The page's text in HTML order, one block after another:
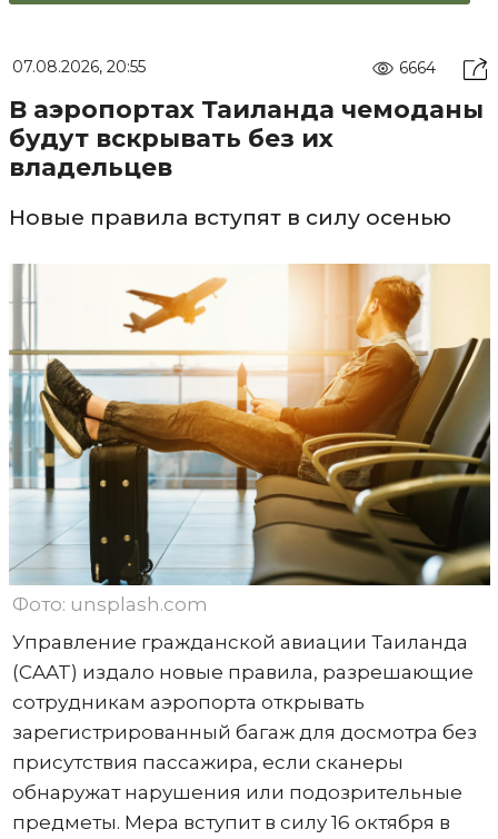
07.08.2026, 20:55 6664
В аэропортах Таиланда чемоданы
будут вскрывать без их
владельцев
Новые правила вступят в силу осенью
Фото: unsplash.com
Управление гражданской авиации Таиланда
(CAAT) издало новые правила, разрешающие
сотрудникам аэропорта открывать
зарегистрированный багаж для досмотра без
присутствия пассажира, если сканеры
обнаружат нарушения или подозрительные
предметы. Мера вступит в силу 16 октября в